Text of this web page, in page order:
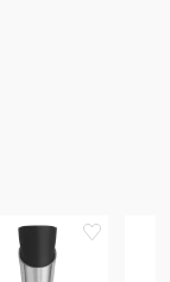
favorite